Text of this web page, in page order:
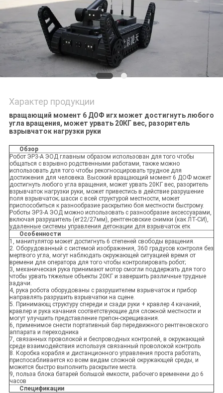
Характер продукции
вращающий момент 6 ДОФ игх может достигнуть любого
угла вращения, может урвать 20КГ вес, разоритель
взрывчаток нагрузки руки
Обзор
Робот ЭР3-А ЭОД главным образом использован для того чтобы
общаться с взрывно родственными работами, также можно
использовать для того чтобы рекогносцировать трудное для
достижения для человека. Высокий вращающий момент 6 ДОФ может
достигнуть любого угла вращения, может урвать 20КГ вес, разоритель
взрывчаток нагрузки руки, может привестись в действие разрушение
поля взрывчаток; шасси с всей структурой местности, может
приспособиться к разнообразие раскрытию боя местности быстрому.
Роботы ЭР3-А ЭОД можно использовать с разнообразие аксессуарами,
включая разрушитель (ег22/27мм), рентгеновские снимки (как ЛТ-СИ),
удаленные системы управления детонации для взрывчаток етк
Особенности
1, манипулятор может достигнуть 6 степеней свободы вращения.
2. Оборудованный с системой изображения, 360 градусов контроля без
мертвого угла, могут наблюдать окружающей ситуацией время от
времени для оператора для того чтобы контролировать робот;
3, механическая рука принимают мотор смогли поддержать для того
чтобы урвать тяжелые объекты 20КГ и завершить различные трудные
задачи.
4, рука робота оборудованы с разрушителем взрывчаток и прибор
направлять разрушить взрывчатки на сцене.
5. Принимающ структуру спереди и сзади руки + кравлер 4 качаний,
кравлер и рука качания соответствующие для сложной местности и
могут улучшить представление препон-скрещивания.
6, применимое снести портативный бар передвижного рентгеновского
аппарата и переходника
7, связанных проволокой и беспроводных контролей, в окружающей
среде взаимодействия используя связанный проволокой контроль
8. Коробка корабля и дистанционного управления проста работать,
приспосабливается ко всем видам сложной окружающей среды, и
можется быстро выполнить раскрытие места.
9, польза блока батарей большой емкости, рабочего временени до 6
часов
Спецификации